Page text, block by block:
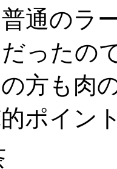
通のラ
ったの
方も肉
ポイン